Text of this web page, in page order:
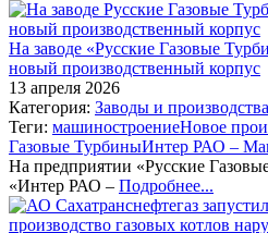
На заводе «Русские Газовые
новый производственный корпус
13 апреля 2026
Категория: Заводы и производства
Теги: машиностроениеНовое
Газовые ТурбиныИнтер РАО –
На предприятии «Русские
«Интер РАО – Подробнее...